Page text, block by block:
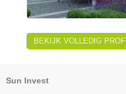
BEKIJK VOLLEDIG
Sun Invest